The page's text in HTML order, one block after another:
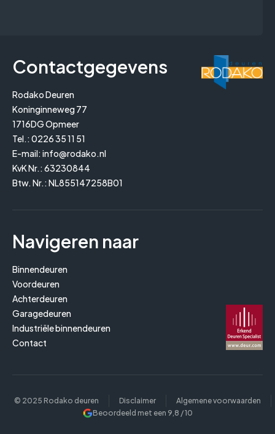
Contactgegevens
Rodako Deuren
Koninginneweg 77
1716DG Opmeer
Tel.: 0226 35 11 51
E-mail: info@rodako.nl
KvK Nr.: 63230844
Btw. Nr.: NL855147258B01
Navigeren naar
Binnendeuren
Voordeuren
Achterdeuren
Garagedeuren
Industriële binnendeuren
Contact
© 2025 Rodako deuren Disclaimer
Algemene voorwaarden
Beoordeeld met een 9,8 / 10